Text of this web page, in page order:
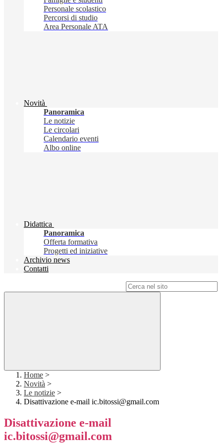
Personale scolastico
Percorsi di studio
Area Personale ATA
Novità
Panoramica
Le notizie
Le circolari
Calendario eventi
Albo online
Didattica
Panoramica
Offerta formativa
Progetti ed iniziative
Archivio news
Contatti
Home >
Novità >
Le notizie >
Disattivazione e-mail ic.bitossi@gmail.com
Disattivazione e-mail
ic.bitossi@gmail.com